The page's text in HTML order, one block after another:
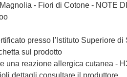
- Fiori di Cotone - NOTE
presso l’Istituto Superiore di
sul prodotto
una reazione allergica cutanea -
dettagli consultare il produttore